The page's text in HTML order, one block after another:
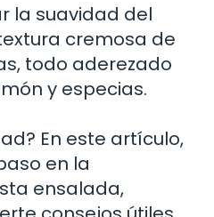
la suavidad del
cremosa de
todo aderezado
y especias.
En este artículo,
en la
ensalada,